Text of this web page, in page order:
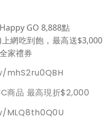
GO 8,888點
網吃到飽，最高送$3,000
家禮券
商品 最高現折$2,000